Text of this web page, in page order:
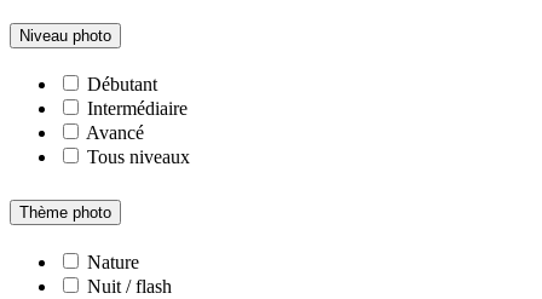
Niveau photo
Débutant
Intermédiaire
Avancé
Tous niveaux
Thème photo
Nature
Nuit / flash